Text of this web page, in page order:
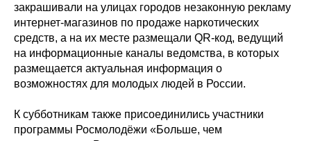
закрашивали на улицах городов незаконную рекламу
интернет-магазинов по продаже наркотических
средств, а на их месте размещали QR‑код, ведущий
на информационные каналы ведомства, в которых
размещается актуальная информация о
возможностях для молодых людей в России.
К субботникам также присоединились участники
программы Росмолодёжи «Больше, чем